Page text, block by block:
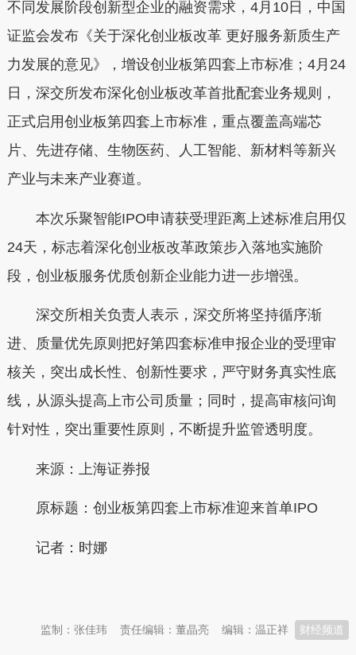
不同发展阶段创新型企业的融资需求，4月10日，中国
证监会发布《关于深化创业板改革 更好服务新质生产
力发展的意见》，增设创业板第四套上市标准；4月24
日，深交所发布深化创业板改革首批配套业务规则，
正式启用创业板第四套上市标准，重点覆盖高端芯
片、先进存储、生物医药、人工智能、新材料等新兴
产业与未来产业赛道。
本次乐聚智能IPO申请获受理距离上述标准启用仅
24天，标志着深化创业板改革政策步入落地实施阶
段，创业板服务优质创新企业能力进一步增强。
深交所相关负责人表示，深交所将坚持循序渐
进、质量优先原则把好第四套标准申报企业的受理审
核关，突出成长性、创新性要求，严守财务真实性底
线，从源头提高上市公司质量；同时，提高审核问询
针对性，突出重要性原则，不断提升监管透明度。
来源：上海证券报
原标题：创业板第四套上市标准迎来首单IPO
记者：时娜
财经频道
编辑：温正祥
责任编辑：董晶亮
监制：张佳玮